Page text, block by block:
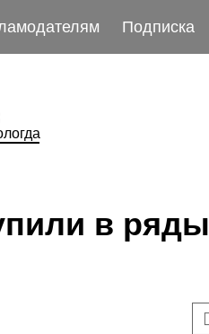
Подписка
в ряды